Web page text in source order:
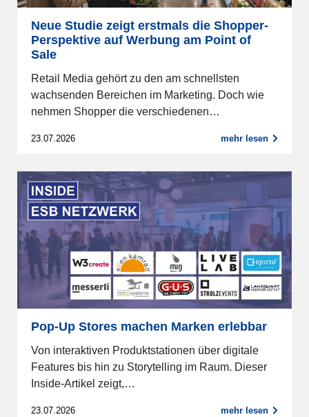
Neue Studie zeigt erstmals die Shopper-
Perspektive auf Werbung am Point of
Sale
Retail Media gehört zu den am schnellsten
wachsenden Bereichen im Marketing. Doch wie
nehmen Shopper die verschiedenen…
23.07.2026 mehr lesen
Pop-Up Stores machen Marken erlebbar
Von interaktiven Produktstationen über digitale
Features bis hin zu Storytelling im Raum. Dieser
Inside-Artikel zeigt,…
23.07.2026 mehr lesen